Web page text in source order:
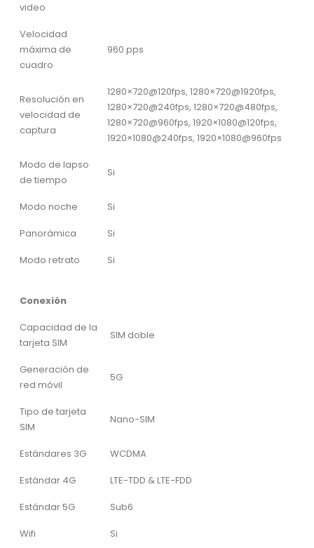
video
Velocidad
máxima de
cuadro
960 pps
Resolución en
velocidad de
captura
1280×720@120fps, 1280×720@1920fps,
1280×720@240fps, 1280×720@480fps,
1280×720@960fps, 1920×1080@120fps,
1920×1080@240fps, 1920×1080@960fps
Modo de lapso
de tiempo
Si
Modo noche
Si
Panorámica
Si
Modo retrato
Si
Conexión
Capacidad de la
tarjeta SIM
SIM doble
Generación de
red móvil
5G
Tipo de tarjeta
SIM
Nano-SIM
Estándares 3G
WCDMA
Estándar 4G
LTE-TDD & LTE-FDD
Estándar 5G
Sub6
Wifi
Si